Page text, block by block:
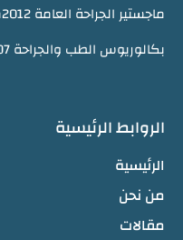
ماجستير الجراحة العامة 2012م
بكالوريوس الطب والجراحة 2007م
الروابط الرئيسية
الرئيسية
من نحن
مقالات